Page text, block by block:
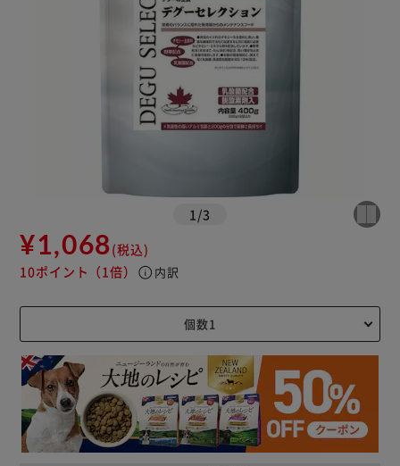
1 /3
¥1,068(税込)
10ポイント （1倍） info 内訳